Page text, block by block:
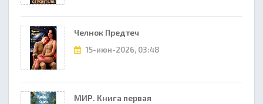
Челнок Предтеч
15-июн-2026, 03:48
МИР. Книга первая